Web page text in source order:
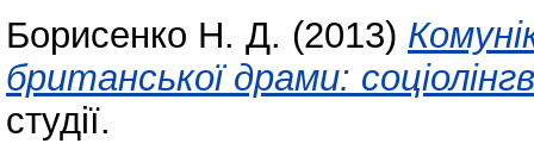
Борисенко Н. Д. (2013)
британської драми:
студії.